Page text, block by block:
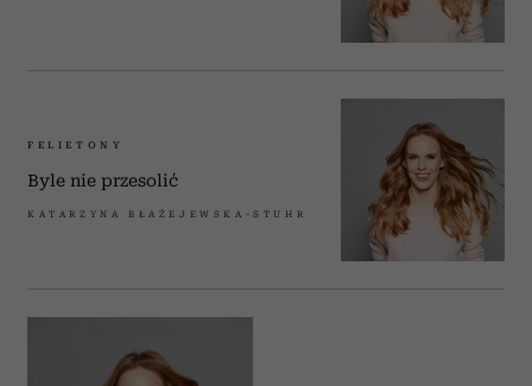
FELIETONY
Byle nie przesolić
KATARZYNA BŁAŻEJEWSKA-STUHR